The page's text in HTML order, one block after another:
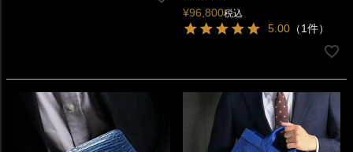
¥96,800税込
5.00 （1件）